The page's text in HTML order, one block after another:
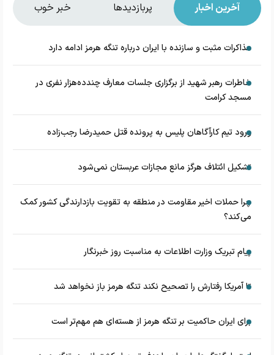
آخرین اخبار پربازدیدها خبر خوب
مذاکرات مثبت و سازنده با ایران درباره تنگه هرمز ادامه دارد
خاطرات رهبر شهید از برگزاری جلسات معارف چندده‌هزار نفری در
مسجد کرامت
ورود تیم کارآگاهان پلیس به پرونده قتل حمیدرضا رجب‌زاده
تشکیل ائتلاف هرگز مانع مجازات عربستان نمی‌شود
چرا حملات اخیر مقاومت در منطقه به تقویت بازدارندگی کشور کمک
می‌کند؟
پیام تبریک وزارت اطلاعات به مناسبت روز خبرنگار
تا آمریکا رفتارش را تصحیح نکند تنگه هرمز باز نخواهد شد
برای ایران حاکمیت بر تنگه هرمز از هسته‌ای هم مهم‌تر است